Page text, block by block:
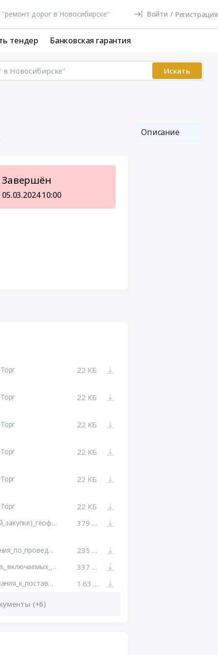
Войти / Регистрация
тендер Банковская гарантия
Искать
Завершён
05.03.2024 10:00
22 КБ
22 КБ
22 КБ
22 КБ
22 КБ
22 КБ
Блок_1_(Извещение_о_конкурентной_закупке)_геофизика_продление.docx
379 КБ
Блок_3_(Общие_условия_и_требования_по_проведению_конкурентной_закупки)_геофизика.docx 235 КБ
Блок_4_(Образцы_форм_документов,_включаемых_в_заявку_на_участие_в_закупке)_геофизика.docx 337 КБ
Блок_9_(Квалификационные_требования_к_поставщику).docx 1.63 МБ
(+6)
Описание